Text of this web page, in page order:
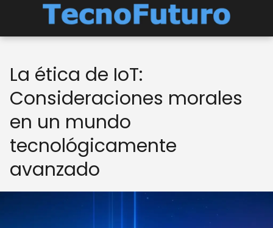
La ética de IoT:
Consideraciones morales
en un mundo
tecnológicamente
avanzado